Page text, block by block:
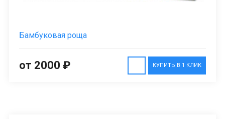
Бамбуковая роща
КУПИТЬ В 1 КЛИК
от 2000 ₽